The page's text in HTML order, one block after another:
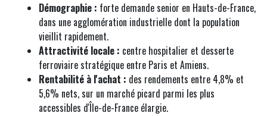
Démographie : forte demande senior en Hauts-de-France,
dans une agglomération industrielle dont la population
vieillit rapidement.
Attractivité locale : centre hospitalier et desserte
ferroviaire stratégique entre Paris et Amiens.
Rentabilité à l'achat : des rendements entre 4,8% et
5,6% nets, sur un marché picard parmi les plus
accessibles d'Île-de-France élargie.